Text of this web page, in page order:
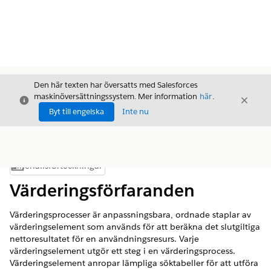
Stäng
Den här texten har översatts med Salesforces
maskinöversättningssystem. Mer information här.
Byt till engelska
Inte nu
Stäng
Visa innehållsförteckning
Innehållsförteckningar
Värderingsförfaranden
Värderingsprocesser är anpassningsbara, ordnade staplar av
värderingselement som används för att beräkna det slutgiltiga
nettoresultatet för en användningsresurs. Varje
värderingselement utgör ett steg i en värderingsprocess.
Värderingselement anropar lämpliga söktabeller för att utföra